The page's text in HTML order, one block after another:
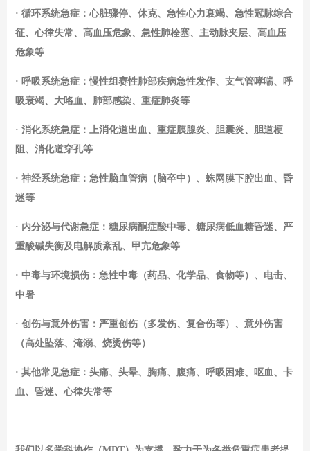
· 循环系统急症：心脏骤停、休克、急性心力衰竭、急性冠脉综合
征、心律失常、高血压危象、急性肺栓塞、主动脉夹层、高血压
危象等
· 呼吸系统急症：慢性组赛性肺部疾病急性发作、支气管哮喘、呼
吸衰竭、大咯血、肺部感染、重症肺炎等
· 消化系统急症：上消化道出血、重症胰腺炎、胆囊炎、胆道梗
阻、消化道穿孔等
· 神经系统急症：急性脑血管病（脑卒中）、蛛网膜下腔出血、昏
迷等
· 内分泌与代谢急症：糖尿病酮症酸中毒、糖尿病低血糖昏迷、严
重酸碱失衡及电解质紊乱、甲亢危象等
· 中毒与环境损伤：急性中毒（药品、化学品、食物等）、电击、
中暑
· 创伤与意外伤害：严重创伤（多发伤、复合伤等）、意外伤害
（高处坠落、淹溺、烧烫伤等）
· 其他常见急症：头痛、头晕、胸痛、腹痛、呼吸困难、呕血、卡
血、昏迷、心律失常等